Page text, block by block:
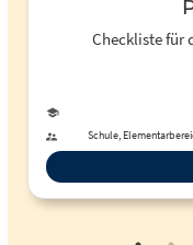
Checkliste für
Schule,
Fortbildung,